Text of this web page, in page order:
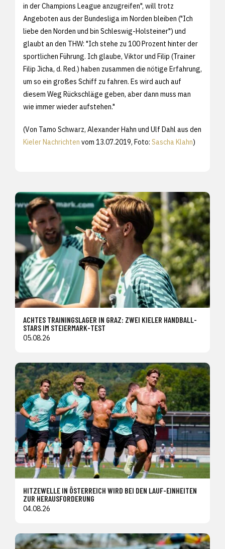
in der Champions League anzugreifen", will trotz
Angeboten aus der Bundesliga im Norden bleiben ("Ich
liebe den Norden und bin Schleswig-Holsteiner") und
glaubt an den THW: "Ich stehe zu 100 Prozent hinter der
sportlichen Führung. Ich glaube, Viktor und Filip (Trainer
Filip Jicha, d. Red.) haben zusammen die nötige Erfahrung,
um so ein großes Schiff zu fahren. Es wird auch auf
diesem Weg Rückschläge geben, aber dann muss man
wie immer wieder aufstehen."
(Von Tamo Schwarz, Alexander Hahn und Ulf Dahl aus den
Kieler Nachrichten vom 13.07.2019, Foto: Sascha Klahn)
ACHTES TRAININGSLAGER IN GRAZ: ZWEI KIELER HANDBALL-
STARS IM STEIERMARK-TEST
05.08.26
HITZEWELLE IN ÖSTERREICH WIRD BEI DEN LAUF-EINHEITEN
ZUR HERAUSFORDERUNG
04.08.26